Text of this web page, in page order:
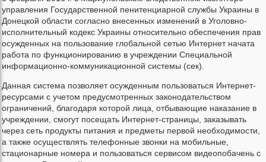
управления Государственной пенитенциарной службы Украины в
Донецкой области согласно внесенных изменений в Уголовно-
исполнительный кодекс Украины относительно обеспечения прав
осужденных на пользование глобальной сетью Интернет начата
работа по функционированию в учреждении Специальной
информационно-коммуникационной системы (сек).
Данная система позволяет осужденным пользоваться Интернет-
ресурсами с учетом предусмотренных законодательством
ограничений, благодаря которой лица, отбывающие наказание в
учреждении, смогут посещать Интернет-страницы, заказывать
через сеть продукты питания и предметы первой необходимости,
а также осуществлять телефонные звонки на мобильные,
стационарные номера и пользоваться сервисом видеопобачень с